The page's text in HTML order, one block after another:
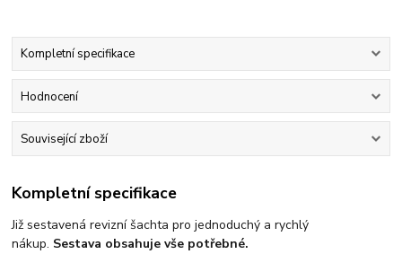
Kompletní specifikace
Hodnocení
Související zboží
Kompletní specifikace
Již sestavená revizní šachta pro jednoduchý a rychlý
nákup. Sestava obsahuje vše potřebné.